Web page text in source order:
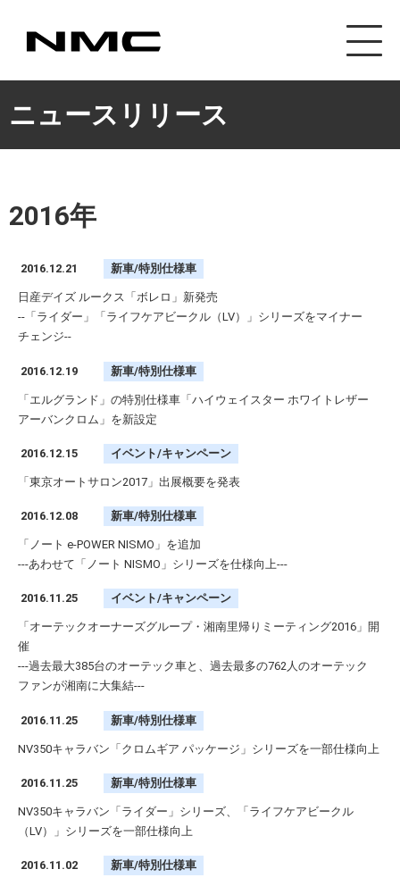
カスタマイズ事
ニュースリリース
2016年
2016.12.21 新車/特別仕様車
日産デイズ ルークス「ボレロ」新発売
--「ライダー」「ライフケアビークル（LV）」シリーズをマイナー
チェンジ--
2016.12.19 新車/特別仕様車
「エルグランド」の特別仕様車「ハイウェイスター ホワイトレザー
アーバンクロム」を新設定
2016.12.15 イベント/キャンペーン
「東京オートサロン2017」出展概要を発表
2016.12.08 新車/特別仕様車
「ノート e-POWER NISMO」を追加
---あわせて「ノート NISMO」シリーズを仕様向上---
2016.11.25 イベント/キャンペーン
「オーテックオーナーズグループ・湘南里帰りミーティング2016」開
催
---過去最大385台のオーテック車と、過去最多の762人のオーテック
ファンが湘南に大集結---
2016.11.25 新車/特別仕様車
NV350キャラバン「クロムギア パッケージ」シリーズを一部仕様向上
2016.11.25 新車/特別仕様車
NV350キャラバン「ライダー」シリーズ、「ライフケアビークル
（LV）」シリーズを一部仕様向上
2016.11.02 新車/特別仕様車